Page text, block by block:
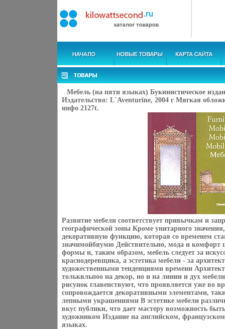
Мебель (на пяти языках) Букинистическое
Издательство: L`Aventurine, 2004 г Мягкая
инфо 2127t.
Развитие мебели соответствует привычкам и
географической зоны Кроме унитарного
декоративную функцию, которая со временем
значимойбяумю Действительно, мода и комфорт
формы и, таким образом, мебель следует за
краснодеревщика, а эстетика мебели - за
художественными тенденциями времени
тольквльпоо на декор, но и на линии и дух
рисунок главенствуют, что проявляется уже во
сопровождается декоративными элементами,
лепными украшениями В эстетике мебели
вкус публики, что дает мастеру возможность
художником Издание на английском,
языках.